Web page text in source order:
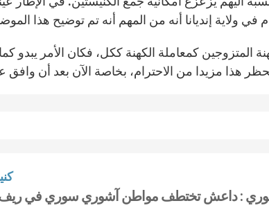
كمعاملة الكهنة ككل، فكان الأمر يبدو كما
: داعش تختطف مواطن آشوري سوري في ريف